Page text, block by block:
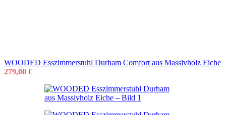
WOODED Esszimmerstuhl Durham Comfort aus Massivholz Eiche
279,00 €